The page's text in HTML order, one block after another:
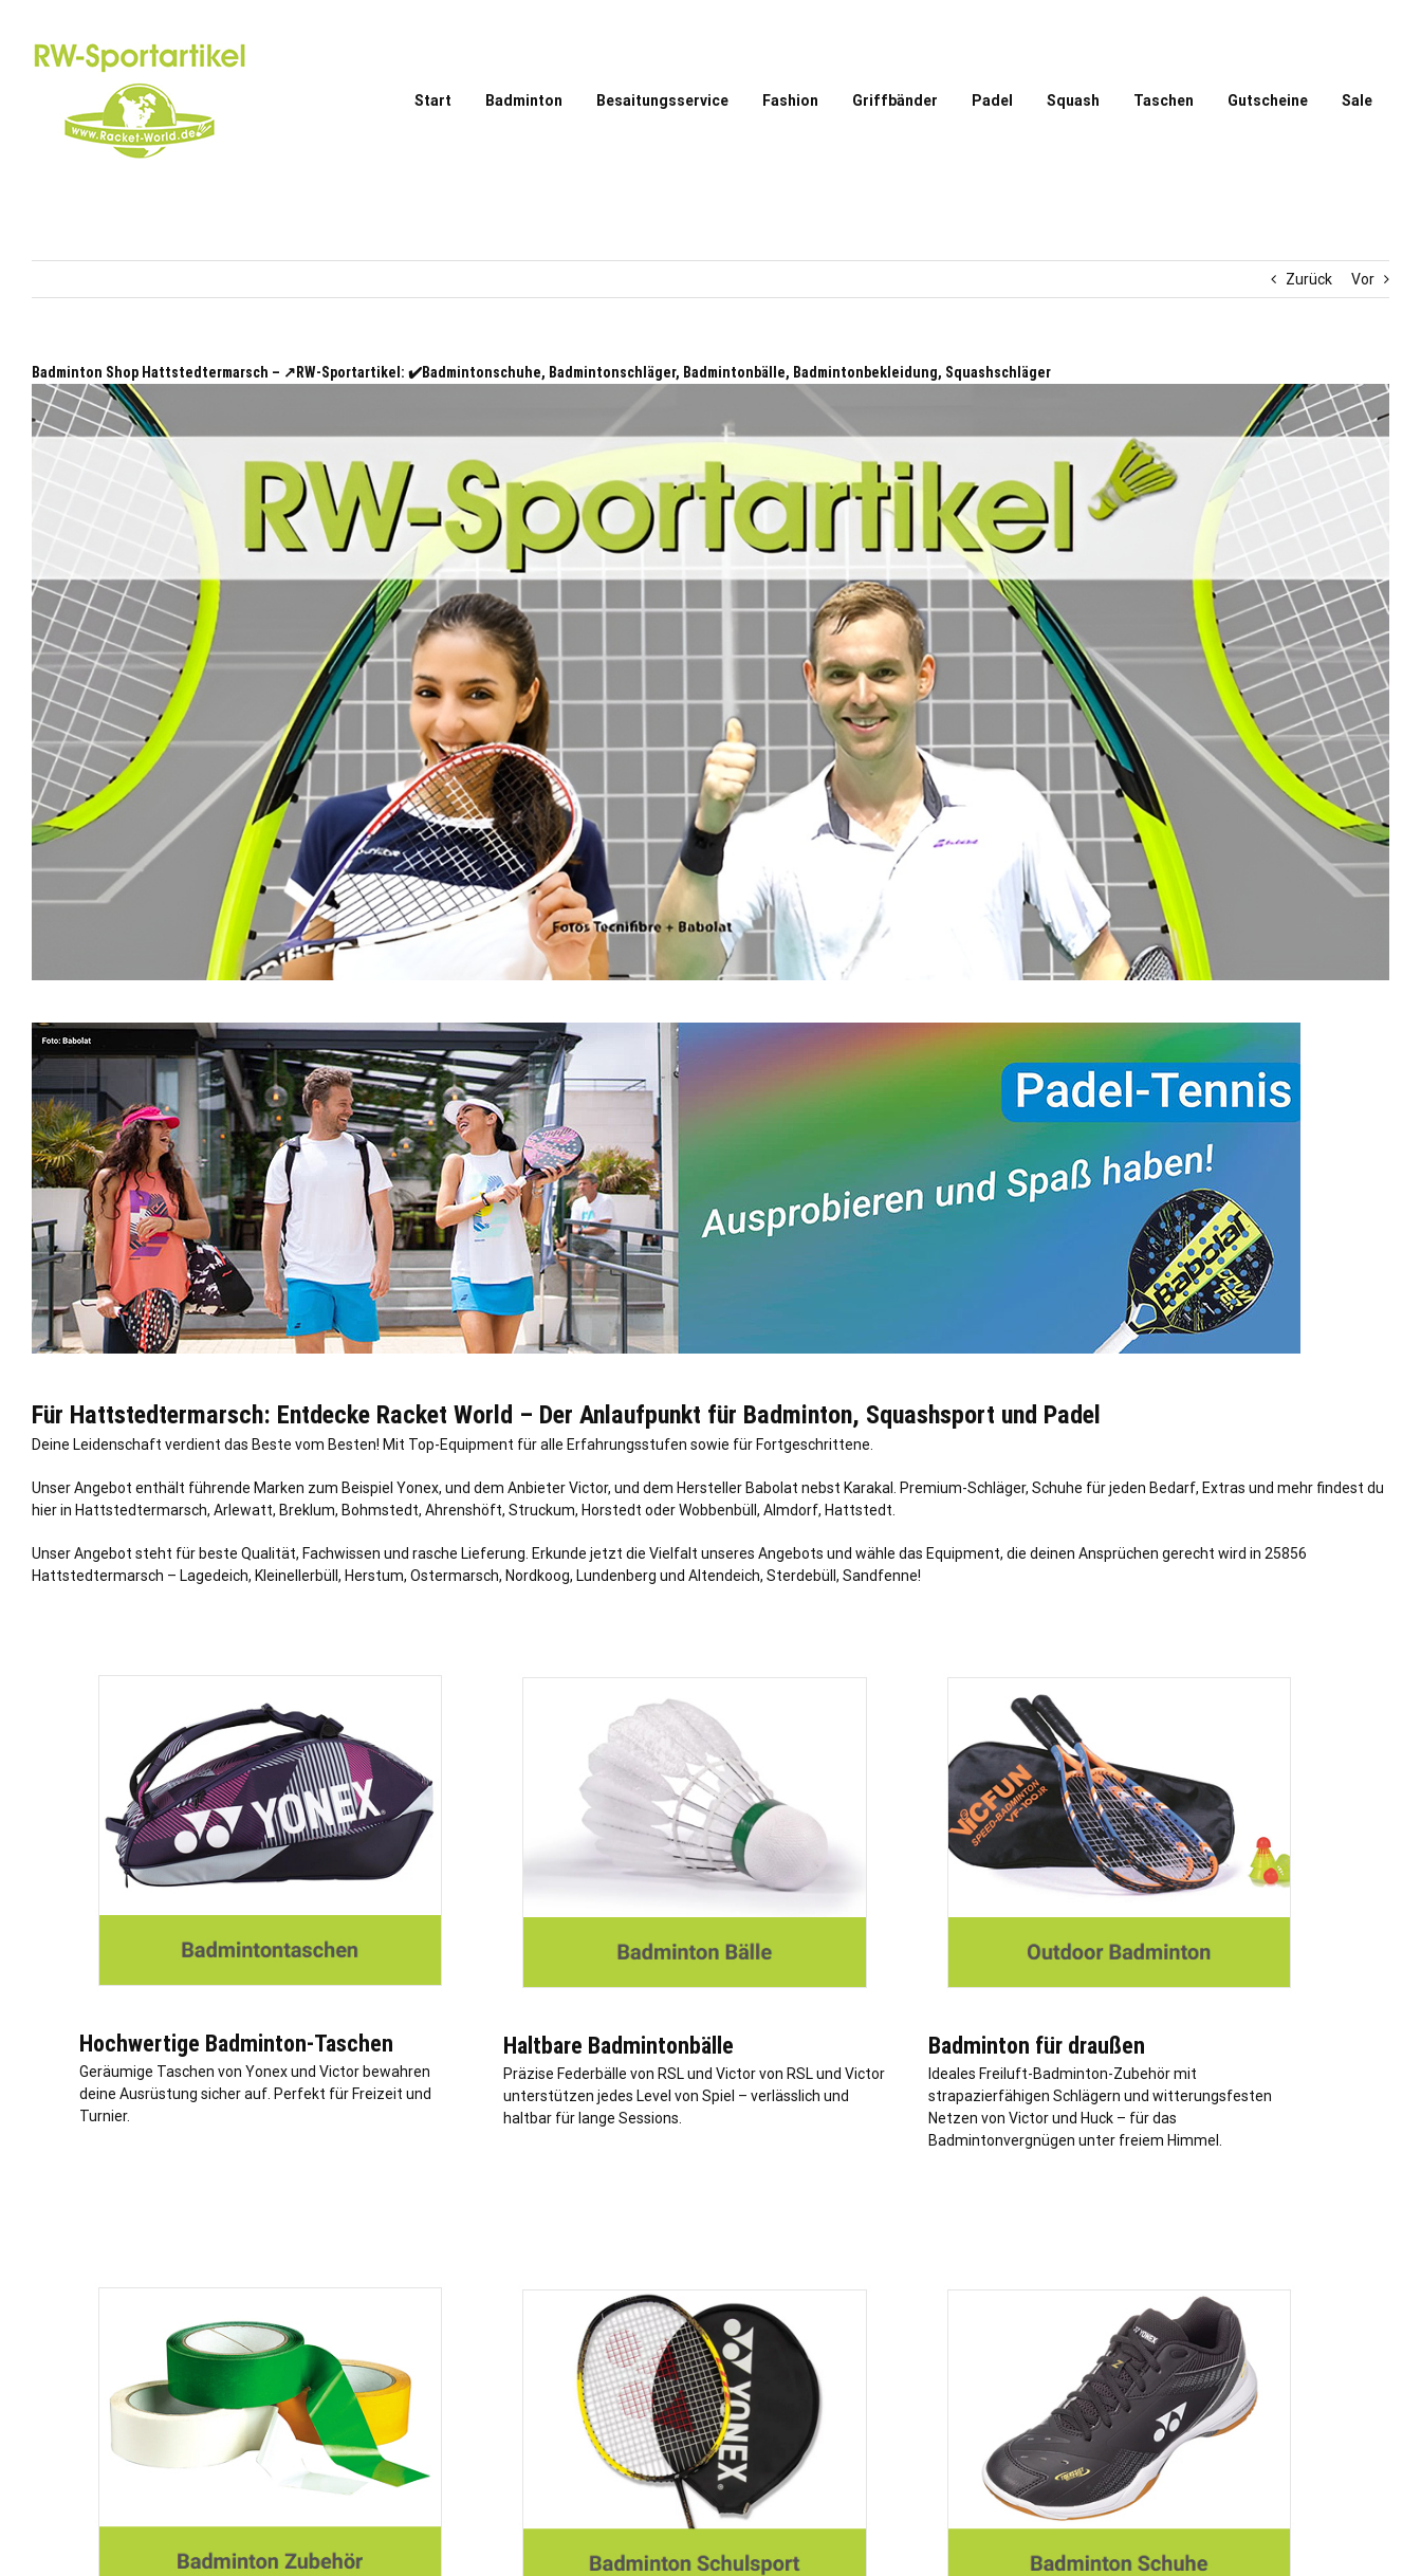
springen
Start Badminton Besaitungsservice Fashion Griffbänder Padel Squash Taschen Gutscheine Sale
Zurück Vor
Badminton Shop Hattstedtermarsch – ↗️RW-Sportartikel: ✔️Badmintonschuhe, Badmintonschläger, Badmintonbälle, Badmintonbekleidung, Squashschläger
Für Hattstedtermarsch: Entdecke Racket World – Der Anlaufpunkt für Badminton, Squashsport und Padel
Deine Leidenschaft verdient das Beste vom Besten! Mit Top-Equipment für alle Erfahrungsstufen sowie für Fortgeschrittene.
Unser Angebot enthält führende Marken zum Beispiel Yonex, und dem Anbieter Victor, und dem Hersteller Babolat nebst Karakal. Premium-Schläger, Schuhe für jeden Bedarf, Extras und mehr findest du
hier in Hattstedtermarsch, Arlewatt, Breklum, Bohmstedt, Ahrenshöft, Struckum, Horstedt oderWobbenbüll , Almdorf, Hattstedt
Unser Angebot steht für beste Qualität, Fachwissen und rasche Lieferung. Erkunde jetzt die Vielfalt unseres Angebots und wähle das Equipment, die deinen Ansprüchen gerecht wird in 25856
Hattstedtermarsch – Lagedeich, Kleinellerbüll, Herstum, Ostermarsch, Nordkoog, Lundenberg und Altendeich, Sterdebüll, Sandfenne!
Hochwertige Badminton-Taschen
Geräumige Taschen von Yonex und Victor bewahren
deine Ausrüstung sicher auf. Perfekt für Freizeit und
Turnier.
Haltbare Badmintonbälle
Präzise Federbälle von RSL und Victor von RSL und Victor
unterstützen jedes Level von Spiel – verlässlich und
haltbar für lange Sessions.
Badminton für draußen
Ideales Freiluft-Badminton-Zubehör mit
strapazierfähigen Schlägern und witterungsfesten
Netzen von Victor und Huck – für das
Badmintonvergnügen unter freiem Himmel.